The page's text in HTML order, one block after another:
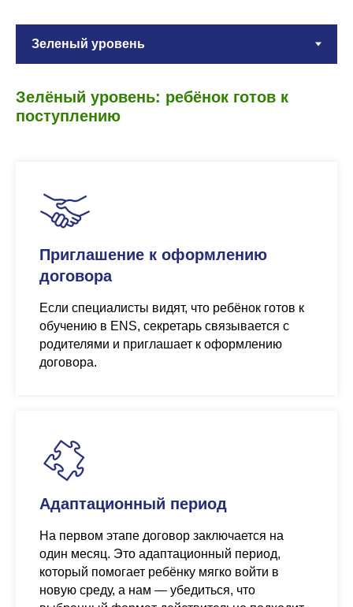
Зелёный уровень: ребёнок готов к
поступлению
Приглашение к оформлению
договора
Если специалисты видят, что ребёнок готов к
обучению в ENS, секретарь связывается с
родителями и приглашает к оформлению
договора.
Адаптационный период
На первом этапе договор заключается на
один месяц. Это адаптационный период,
который помогает ребёнку мягко войти в
новую среду, а нам — убедиться, что